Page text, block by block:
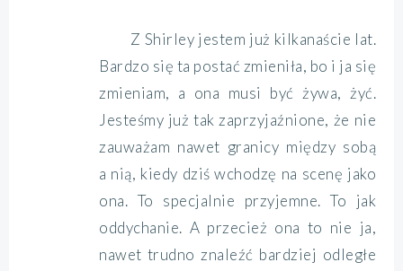
Z Shirley jestem już kilkanaście lat.
Bardzo się ta postać zmieniła, bo i ja się
zmieniam, a ona musi być żywa, żyć.
Jesteśmy już tak zaprzyjaźnione, że nie
zauważam nawet granicy między sobą
a nią, kiedy dziś wchodzę na scenę jako
ona. To specjalnie przyjemne. To jak
oddychanie. A przecież ona to nie ja,
nawet trudno znaleźć bardziej odległe